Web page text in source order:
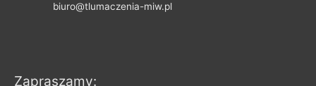
biuro@tlumaczenia-miw.pl
Zapraszamy: